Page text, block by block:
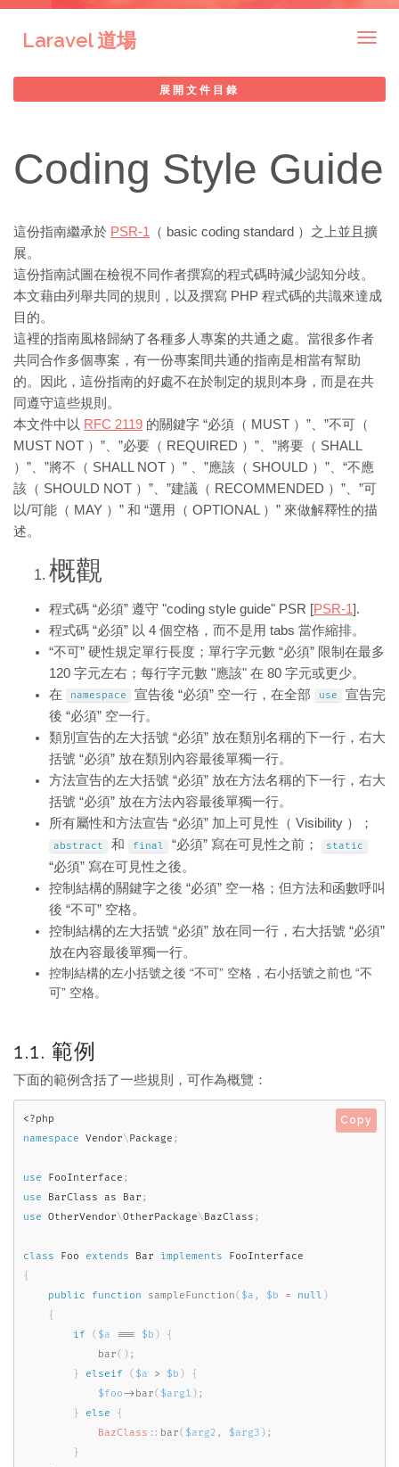
Laravel 道場
展開文件目錄
Coding Style Guide
這份指南繼承於 PSR-1
（ basic coding standard ）之上並且擴
展。
這份指南試圖在檢視不同作者撰寫的程式碼時減少認知分歧。
本文藉由列舉共同的規則，以及撰寫 PHP 程式碼的共識來達成
目的。
這裡的指南風格歸納了各種多人專案的共通之處。當很多作者
共同合作多個專案，有一份專案間共通的指南是相當有幫助
的。因此，這份指南的好處不在於制定的規則本身，而是在共
同遵守這些規則。
本文件中以 RFC 2119 的關鍵字 “必須（ MUST ）”、”不可（
MUST NOT ）”、”必要（ REQUIRED ）”、”將要（ SHALL
）”、”將不（ SHALL NOT ）” 、”應該（ SHOULD ）”、“不應
該（ SHOULD NOT ）”、”建議（ RECOMMENDED ）”、”可
以/可能（ MAY ）” 和 “選用（ OPTIONAL ）” 來做解釋性的描
述。
概觀
程式碼 “必須” 遵守 "coding style guide" PSR [PSR-1 ].
程式碼 “必須” 以 4 個空格，而不是用 tabs 當作縮排。
“不可” 硬性規定單行長度；單行字元數 “必須” 限制在最多
120 字元左右；每行字元數 "應該" 在 80 字元或更少。
在
namespace 宣告後 “必須” 空一行，在全部 use
宣告完
後 “必須” 空一行。
類別宣告的左大括號 “必須” 放在類別名稱的下一行，右大
括號 “必須” 放在類別內容最後單獨一行。
方法宣告的左大括號 “必須” 放在方法名稱的下一行，右大
括號 “必須” 放在方法內容最後單獨一行。
所有屬性和方法宣告 “必須” 加上可見性（ Visibility ）；
abstract 和 final “必須” 寫在可見性之前； static
“必須” 寫在可見性之後。
控制結構的關鍵字之後 “必須” 空一格；但方法和函數呼叫
後 “不可” 空格。
控制結構的左大括號 “必須” 放在同一行，右大括號 “必須”
放在內容最後單獨一行。
控制結構的左小括號之後 “不可” 空格，右小括號之前也 “不
可” 空格。
1.1. 範例
下面的範例含括了一些規則，可作為概覽：
<?php
namespace
Vendor\ Package ;
use FooInterface ;
use
BarClass as Bar ;
use
OtherVendor\OtherPackage\BazClass ;
class Foo extends Bar implements
FooInterface
{
public
function sampleFunction( $a , $b = null )
{
if
( $a === $b )
{
bar( ) ;
}
elseif ( $a > $b )
{
$foo-> bar( $arg1 ) ;
}
else
{
BazClass :: bar( $arg2 , $arg3 ) ;
}
Copy